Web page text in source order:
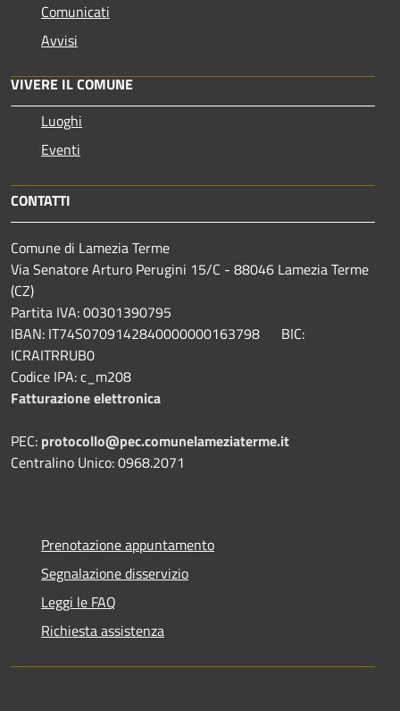
Comunicati
Avvisi
VIVERE IL COMUNE
Luoghi
Eventi
CONTATTI
Comune di Lamezia Terme
Via Senatore Arturo Perugini 15/C - 88046 Lamezia Terme
(CZ)
Partita IVA: 00301390795
IBAN: IT74S0709142840000000163798 BIC:
ICRAITRRUB0
Codice IPA: c_m208
Fatturazione elettronica
PEC: protocollo@pec.comunelameziaterme.it
Centralino Unico: 0968.2071
Prenotazione appuntamento
Segnalazione disservizio
Leggi le FAQ
Richiesta assistenza